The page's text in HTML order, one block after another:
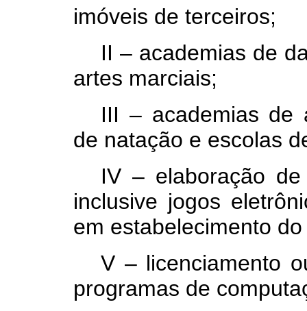
imóveis de terceiros;
II – academias de
artes marciais;
III – academias de
de natação e escolas
IV – elaboração
inclusive jogos
em estabelecimento
V – licenciamento
programas de